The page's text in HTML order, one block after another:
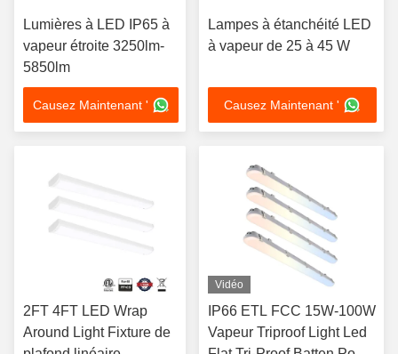
Lumières à LED IP65 à
vapeur étroite 3250lm-
5850lm
Causez Maintenant '
Lampes à étanchéité LED
à vapeur de 25 à 45 W
Causez Maintenant '
2FT 4FT LED Wrap
Around Light Fixture de
Vidéo
IP66 ETL FCC 15W-100W
Vapeur Triproof Light Led